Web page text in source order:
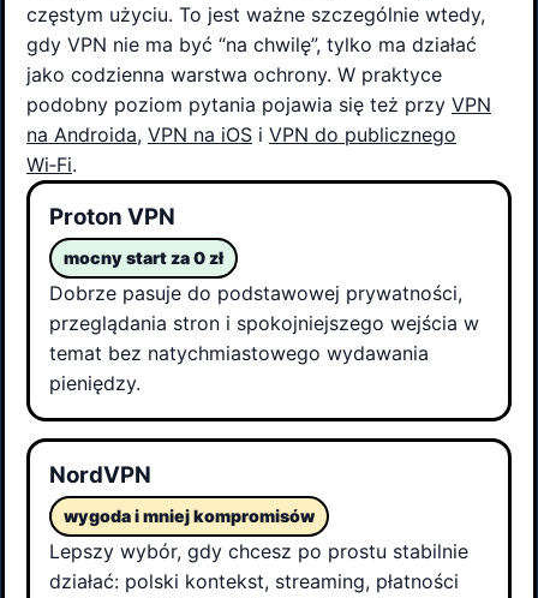
częstym użyciu. To jest ważne szczególnie wtedy,
gdy VPN nie ma być “na chwilę”, tylko ma działać
jako codzienna warstwa ochrony. W praktyce
podobny poziom pytania pojawia się też przy VPN
na Androida, VPN na iOS i VPN do publicznego
Wi‑Fi.
Proton VPN
mocny start za 0 zł
Dobrze pasuje do podstawowej prywatności,
przeglądania stron i spokojniejszego wejścia w
temat bez natychmiastowego wydawania
pieniędzy.
NordVPN
wygoda i mniej kompromisów
Lepszy wybór, gdy chcesz po prostu stabilnie
działać: polski kontekst, streaming, płatności